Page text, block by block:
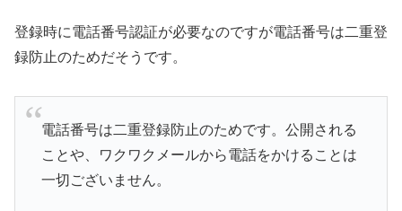
登録時に電話番号認証が必要なのですが電話番号は二重登
録防止のためだそうです。
電話番号は二重登録防止のためです。公開される
ことや、ワクワクメールから電話をかけることは
一切ございません。